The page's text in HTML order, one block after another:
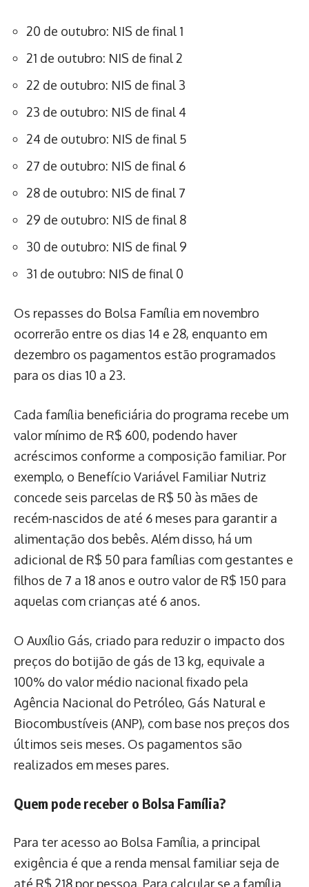
20 de outubro: NIS de final 1
21 de outubro: NIS de final 2
22 de outubro: NIS de final 3
23 de outubro: NIS de final 4
24 de outubro: NIS de final 5
27 de outubro: NIS de final 6
28 de outubro: NIS de final 7
29 de outubro: NIS de final 8
30 de outubro: NIS de final 9
31 de outubro: NIS de final 0
Os repasses do Bolsa Família em novembro
ocorrerão entre os dias 14 e 28, enquanto em
dezembro os pagamentos estão programados
para os dias 10 a 23.
Cada família beneficiária do programa recebe um
valor mínimo de R$ 600, podendo haver
acréscimos conforme a composição familiar. Por
exemplo, o Benefício Variável Familiar Nutriz
concede seis parcelas de R$ 50 às mães de
recém-nascidos de até 6 meses para garantir a
alimentação dos bebês. Além disso, há um
adicional de R$ 50 para famílias com gestantes e
filhos de 7 a 18 anos e outro valor de R$ 150 para
aquelas com crianças até 6 anos.
O Auxílio Gás, criado para reduzir o impacto dos
preços do botijão de gás de 13 kg, equivale a
100% do valor médio nacional fixado pela
Agência Nacional do Petróleo, Gás Natural e
Biocombustíveis (ANP), com base nos preços dos
últimos seis meses. Os pagamentos são
realizados em meses pares.
Quem pode receber o Bolsa Família?
Para ter acesso ao Bolsa Família, a principal
exigência é que a renda mensal familiar seja de
até R$ 218 por pessoa. Para calcular se a família